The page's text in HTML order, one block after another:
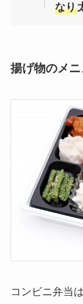
なり
揚げ物のメ
コンビニ弁当